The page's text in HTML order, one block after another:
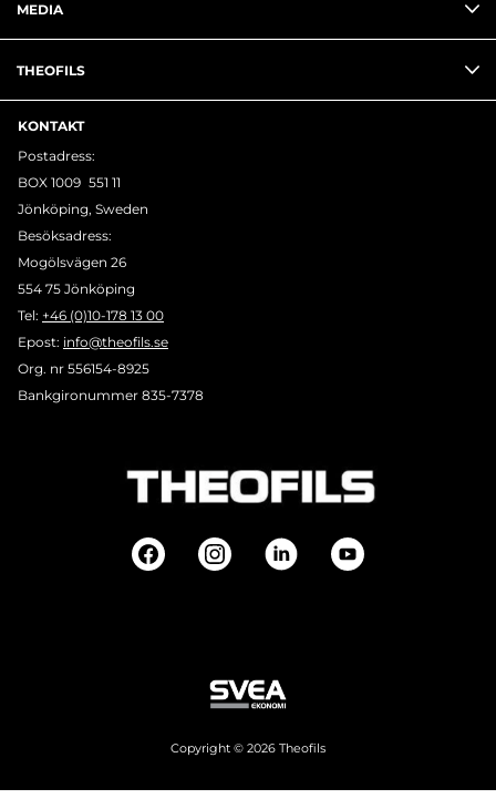
MEDIA
THEOFILS
KONTAKT
Postadress:
BOX 1009 551 11
Jönköping, Sweden
Besöksadress:
Mogölsvägen 26
554 75 Jönköping
Tel: +46 (0)10-178 13 00
Epost: info@theofils.se
Org. nr 556154-8925
Bankgironummer 835-7378
Copyright © 2026 Theofils